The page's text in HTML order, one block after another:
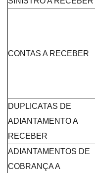
CONTAS A RECEBER
DUPLICATAS DE
ADIANTAMENTO A
RECEBER
ADIANTAMENTOS DE
COBRANÇA A